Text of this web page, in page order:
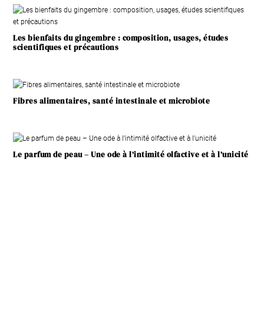
Les bienfaits du gingembre : composition, usages, études
scientifiques et précautions
Fibres alimentaires, santé intestinale et microbiote
Le parfum de peau – Une ode à l’intimité olfactive et à l’unicité